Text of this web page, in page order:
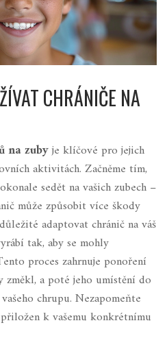
CHRÁNIČE NA
na zubyje klíčové pro jejich
aktivitách. Začněme tím,
sedět na vašich zubech –
může způsobit více škody
adaptovat chránič na váš
tak, aby se mohly
proces zahrnuje ponoření
a poté jeho umístění do
chrupu. Nezapomeňte
k vašemu konkrétnímu